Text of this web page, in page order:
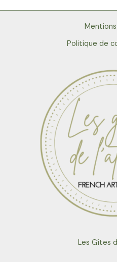
Politique de
Les Gîtes